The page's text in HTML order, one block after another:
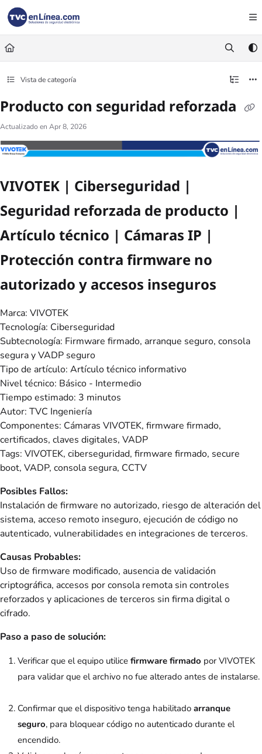
Documentation Index
Fetch the complete documentation index at:
Use this file to discover all available pages before exploring further.
Vista de categoría
Producto con seguridad reforzada
Actualizado en Apr 8, 2026
VIVOTEK | Ciberseguridad |
Seguridad reforzada de producto |
Artículo técnico | Cámaras IP |
Protección contra firmware no
autorizado y accesos inseguros
Marca: VIVOTEK
Tecnología: Ciberseguridad
Subtecnología: Firmware firmado, arranque seguro, consola
segura y VADP seguro
Tipo de artículo: Artículo técnico informativo
Nivel técnico: Básico - Intermedio
Tiempo estimado: 3 minutos
Autor: TVC Ingeniería
Componentes: Cámaras VIVOTEK, firmware firmado,
certificados, claves digitales, VADP
Tags: VIVOTEK, ciberseguridad, firmware firmado, secure
boot, VADP, consola segura, CCTV
Posibles Fallos:
Instalación de firmware no autorizado, riesgo de alteración del
sistema, acceso remoto inseguro, ejecución de código no
autenticado, vulnerabilidades en integraciones de terceros.
Causas Probables:
Uso de firmware modificado, ausencia de validación
criptográfica, accesos por consola remota sin controles
reforzados y aplicaciones de terceros sin firma digital o
cifrado.
Paso a paso de solución:
Verificar que el equipo utilice firmware firmado por VIVOTEK
para validar que el archivo no fue alterado antes de instalarse.
Confirmar que el dispositivo tenga habilitado arranque
seguro, para bloquear código no autenticado durante el
encendido.